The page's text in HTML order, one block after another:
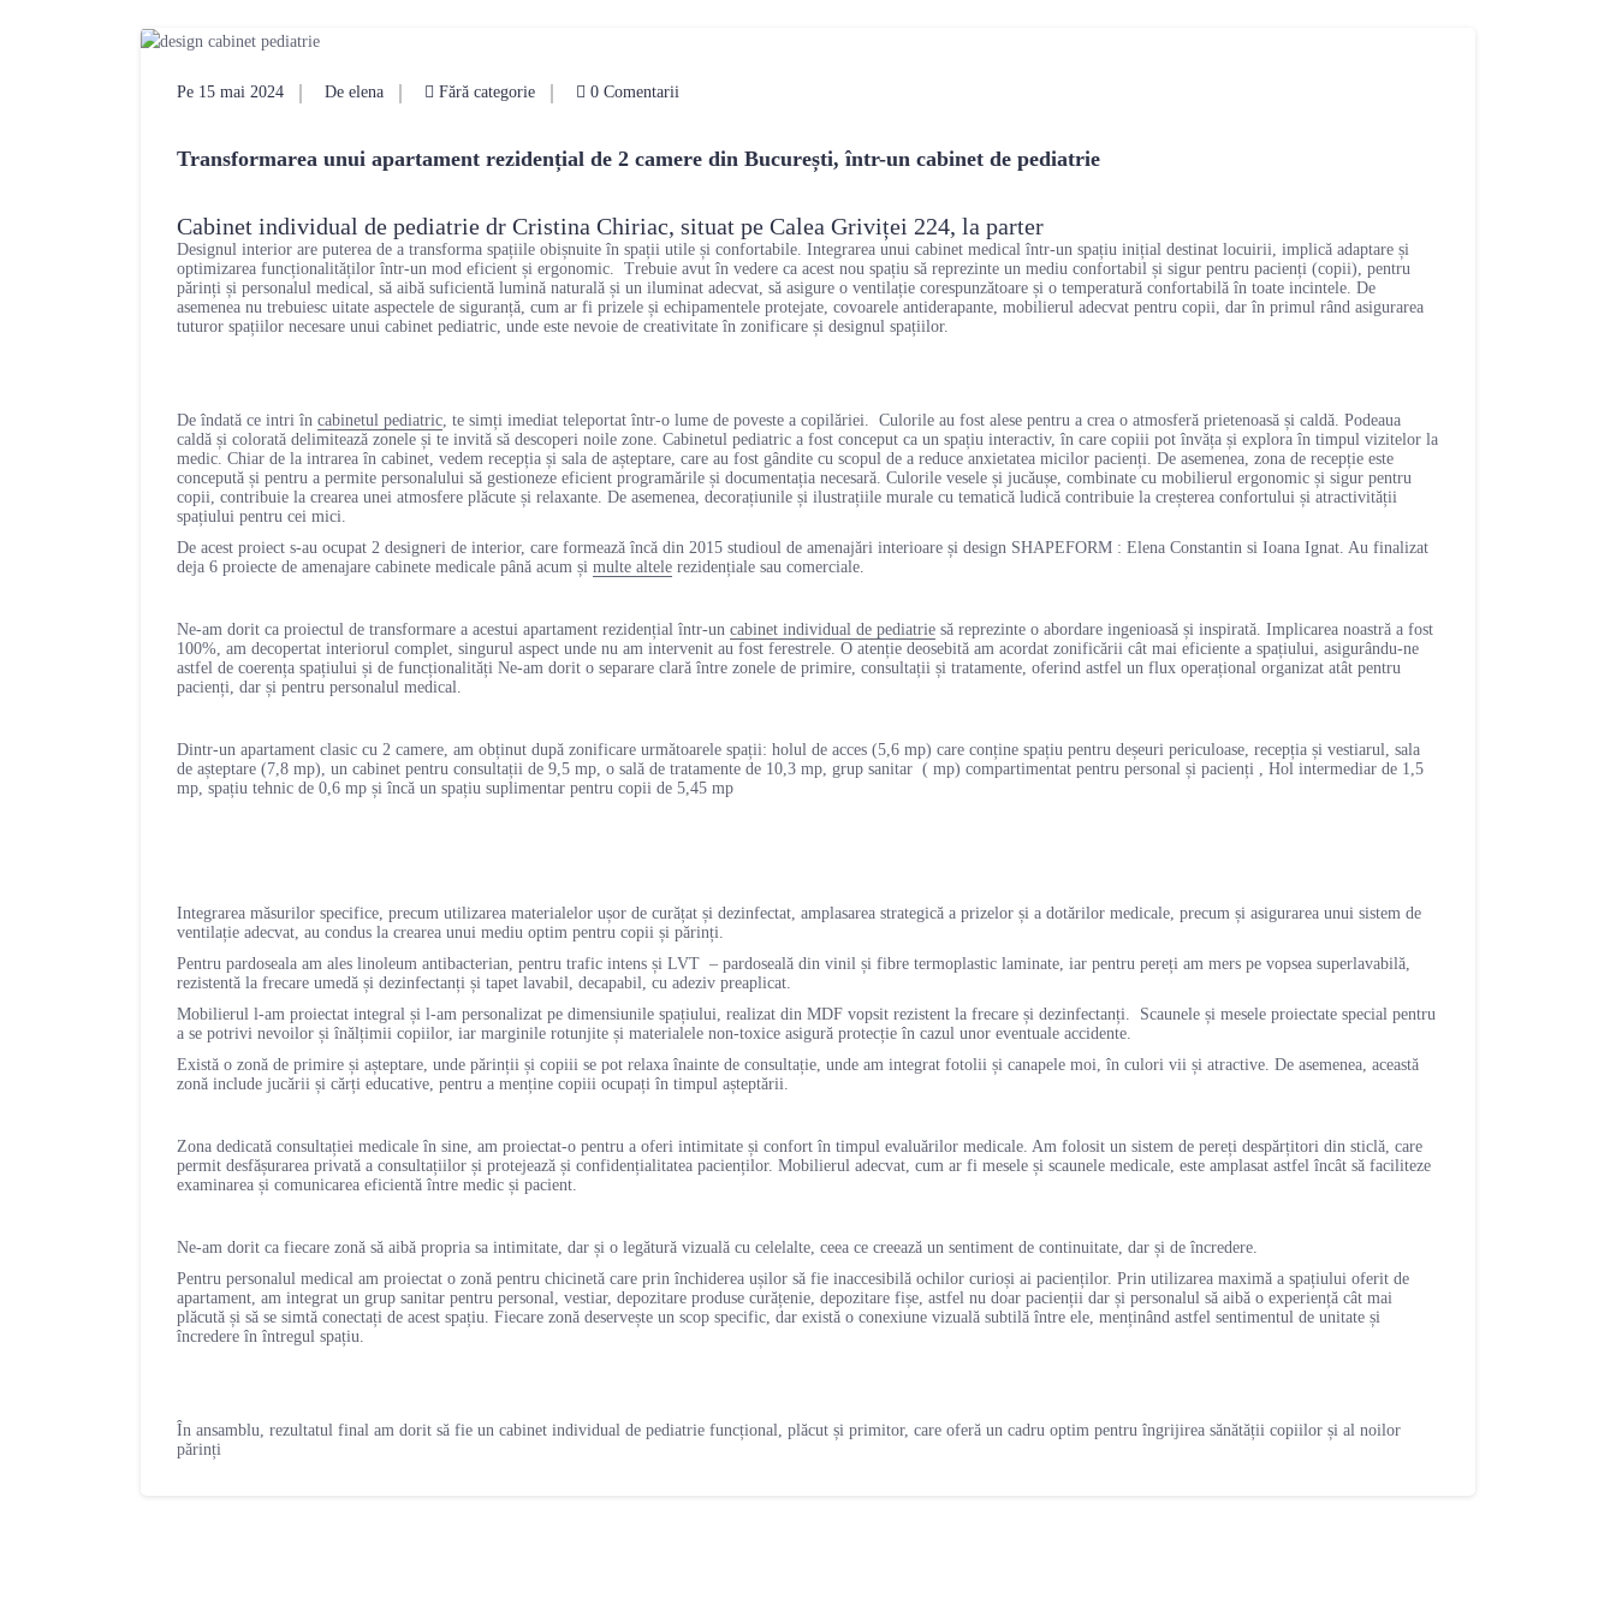
Pe 15 mai 2024 De elena Fără categorie 0 Comentarii
Transformarea unui apartament rezidențial de 2 camere din București, într-un cabinet de pediatrie
Cabinet individual de pediatrie dr Cristina Chiriac, situat pe Calea Griviței 224, la parter
Designul interior are puterea de a transforma spațiile obișnuite în spații utile și confortabile. Integrarea unui cabinet medical într-un spațiu inițial destinat locuirii, implică adaptare și
optimizarea funcționalităților într-un mod eficient și ergonomic. Trebuie avut în vedere ca acest nou spațiu să reprezinte un mediu confortabil și sigur pentru pacienți (copii), pentru
părinți și personalul medical, să aibă suficientă lumină naturală și un iluminat adecvat, să asigure o ventilație corespunzătoare și o temperatură confortabilă în toate incintele. De
asemenea nu trebuiesc uitate aspectele de siguranță, cum ar fi prizele și echipamentele protejate, covoarele antiderapante, mobilierul adecvat pentru copii, dar în primul rând asigurarea
tuturor spațiilor necesare unui cabinet pediatric, unde este nevoie de creativitate în zonificare și designul spațiilor.
De îndată ce intri în cabinetul pediatric , te simți imediat teleportat într-o lume de poveste a copilăriei. Culorile au fost alese pentru a crea o atmosferă prietenoasă și caldă. Podeaua
caldă și colorată delimitează zonele și te invită să descoperi noile zone. Cabinetul pediatric a fost conceput ca un spațiu interactiv, în care copiii pot învăța și explora în timpul vizitelor la
medic. Chiar de la intrarea în cabinet, vedem recepția și sala de așteptare, care au fost gândite cu scopul de a reduce anxietatea micilor pacienți. De asemenea, zona de recepție este
concepută și pentru a permite personalului să gestioneze eficient programările și documentația necesară. Culorile vesele și jucăușe, combinate cu mobilierul ergonomic și sigur pentru
copii, contribuie la crearea unei atmosfere plăcute și relaxante. De asemenea, decorațiunile și ilustrațiile murale cu tematică ludică contribuie la creșterea confortului și atractivității
spațiului pentru cei mici.
De acest proiect s-au ocupat 2 designeri de interior, care formează încă din 2015 studioul de amenajări interioare și design SHAPEFORM : Elena Constantin si Ioana Ignat. Au finalizat
deja 6 proiecte de amenajare cabinete medicale până acum și multe altele rezidențiale sau comerciale.
Ne-am dorit ca proiectul de transformare a acestui apartament rezidențial într-un cabinet individual de pediatrie să reprezinte o abordare ingenioasă și inspirată. Implicarea noastră a fost
100%, am decopertat interiorul complet, singurul aspect unde nu am intervenit au fost ferestrele. O atenție deosebită am acordat zonificării cât mai eficiente a spațiului, asigurându-ne
astfel de coerența spațiului și de funcționalități Ne-am dorit o separare clară între zonele de primire, consultații și tratamente, oferind astfel un flux operațional organizat atât pentru
pacienți, dar și pentru personalul medical.
Dintr-un apartament clasic cu 2 camere, am obținut după zonificare următoarele spații: holul de acces (5,6 mp) care conține spațiu pentru deșeuri periculoase, recepția și vestiarul, sala
de așteptare (7,8 mp), un cabinet pentru consultații de 9,5 mp, o sală de tratamente de 10,3 mp, grup sanitar ( mp) compartimentat pentru personal și pacienți , Hol intermediar de 1,5
mp, spațiu tehnic de 0,6 mp și încă un spațiu suplimentar pentru copii de 5,45 mp
Integrarea măsurilor specifice, precum utilizarea materialelor ușor de curățat și dezinfectat, amplasarea strategică a prizelor și a dotărilor medicale, precum și asigurarea unui sistem de
ventilație adecvat, au condus la crearea unui mediu optim pentru copii și părinți.
Pentru pardoseala am ales linoleum antibacterian, pentru trafic intens și LVT – pardoseală din vinil și fibre termoplastic laminate, iar pentru pereți am mers pe vopsea superlavabilă,
rezistentă la frecare umedă și dezinfectanți și tapet lavabil, decapabil, cu adeziv preaplicat.
Mobilierul l-am proiectat integral și l-am personalizat pe dimensiunile spațiului, realizat din MDF vopsit rezistent la frecare și dezinfectanți. Scaunele și mesele proiectate special pentru
a se potrivi nevoilor și înălțimii copiilor, iar marginile rotunjite și materialele non-toxice asigură protecție în cazul unor eventuale accidente.
Există o zonă de primire și așteptare, unde părinții și copiii se pot relaxa înainte de consultație, unde am integrat fotolii și canapele moi, în culori vii și atractive. De asemenea, această
zonă include jucării și cărți educative, pentru a menține copiii ocupați în timpul așteptării.
Zona dedicată consultației medicale în sine, am proiectat-o pentru a oferi intimitate și confort în timpul evaluărilor medicale. Am folosit un sistem de pereți despărțitori din sticlă, care
permit desfășurarea privată a consultațiilor și protejează și confidențialitatea pacienților. Mobilierul adecvat, cum ar fi mesele și scaunele medicale, este amplasat astfel încât să faciliteze
examinarea și comunicarea eficientă între medic și pacient.
Ne-am dorit ca fiecare zonă să aibă propria sa intimitate, dar și o legătură vizuală cu celelalte, ceea ce creează un sentiment de continuitate, dar și de încredere.
Pentru personalul medical am proiectat o zonă pentru chicinetă care prin închiderea ușilor să fie inaccesibilă ochilor curioși ai pacienților. Prin utilizarea maximă a spațiului oferit de
apartament, am integrat un grup sanitar pentru personal, vestiar, depozitare produse curățenie, depozitare fișe, astfel nu doar pacienții dar și personalul să aibă o experiență cât mai
plăcută și să se simtă conectați de acest spațiu. Fiecare zonă deservește un scop specific, dar există o conexiune vizuală subtilă între ele, menținând astfel sentimentul de unitate și
încredere în întregul spațiu.
În ansamblu, rezultatul final am dorit să fie un cabinet individual de pediatrie funcțional, plăcut și primitor, care oferă un cadru optim pentru îngrijirea sănătății copiilor și al noilor
părinți